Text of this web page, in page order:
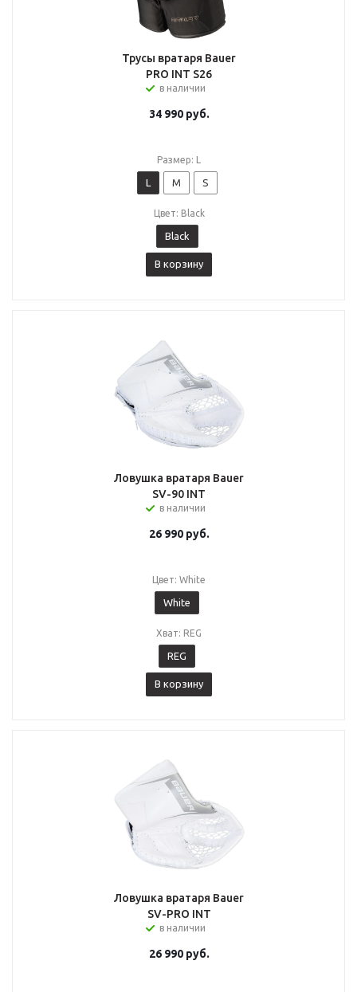
Трусы вратаря Bauer
PRO INT S26
в наличии
34 990руб.
Размер: L
L M S
Цвет: Black
Black
В корзину
Ловушка вратаря Bauer
SV-90 INT
в наличии
26 990руб.
Цвет: White
White
Хват: REG
REG
В корзину
Ловушка вратаря Bauer
SV-PRO INT
в наличии
26 990руб.